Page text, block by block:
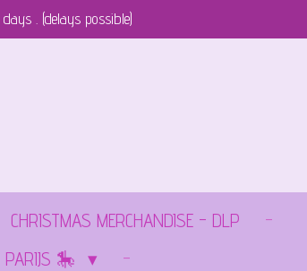
. (delays possible)
CHRISTMAS MERCHANDISE - DLP
🎠